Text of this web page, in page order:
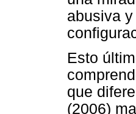
abusiva
Esto
que
(2006)